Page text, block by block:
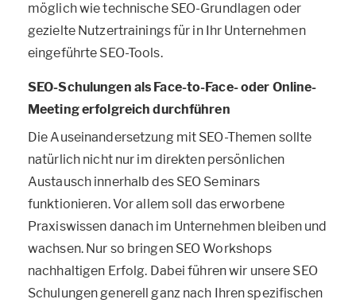
möglich wie technische SEO-Grundlagen oder
gezielte Nutzertrainings für in Ihr Unternehmen
eingeführte SEO-Tools.
SEO-Schulungen als Face-to-Face- oder Online-
Meeting erfolgreich durchführen
Die Auseinandersetzung mit SEO-Themen sollte
natürlich nicht nur im direkten persönlichen
Austausch innerhalb des SEO Seminars
funktionieren. Vor allem soll das erworbene
Praxiswissen danach im Unternehmen bleiben und
wachsen. Nur so bringen SEO Workshops
nachhaltigen Erfolg. Dabei führen wir unsere SEO
Schulungen generell ganz nach Ihren spezifischen